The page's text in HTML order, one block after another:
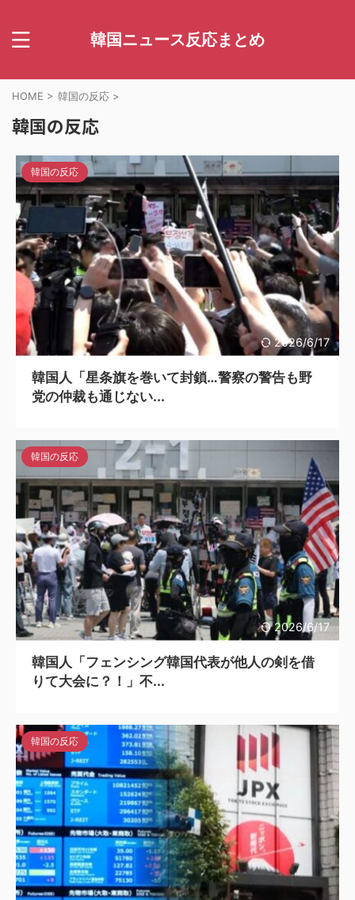
韓国ニュース反応まとめ
HOME > 韓国の反応 >
韓国の反応
2026/6/17
韓国の反応
韓国人「星条旗を巻いて封鎖…警察の警告も野
党の仲裁も通じない...
2026/6/17
韓国の反応
韓国人「フェンシング韓国代表が他人の剣を借
りて大会に？！」不...
韓国の反応